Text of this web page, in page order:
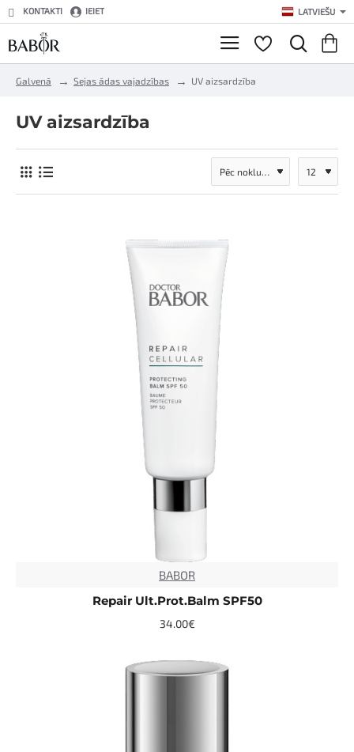
KONTAKTI IEIET LATVIEŠU
Galvenā
e
Sejas ādas vajadzības UV aizsardzība
UV aizsardzība
BABOR
Repair Ult.Prot.Balm SPF50
34.00€